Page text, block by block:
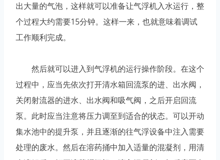
出大量的气泡，这样就可以准备让气浮机入水运行，整
个过程大约需要15分钟。这样一来，也就意味着调试
工作顺利完成。
然后就可以进入到气浮机的运行操作阶段。在这个
过程中，应当先依次打开清水箱回流泵的进、出水阀，
关闭射流器的进水、出水阀和吸气阀，之后开启回流
泵。此时应当注意将压力调至到适合的状态。可以开动
集水池中的提升泵，并且逐渐的往气浮设备中注入需要
处理的废水。然后在溶药捅中加入适量的混凝剂，用清